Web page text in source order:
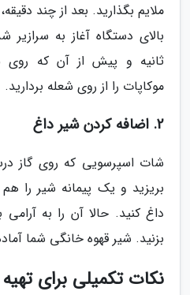
ملایم بگذارید. بعد از چند
بالای دستگاه آغاز به
ثانیه و پیش از آن که روی
موکاپات را از روی شعله بردارید.
2. اضافه کردن شیر داغ
شات اسپرسویی که روی گاز
بریزید و یک پیمانه شیر را
داغ کنید. حالا آن را به
بزنید. شیر قهوه خانگی شما
نکات تکمیلی برای